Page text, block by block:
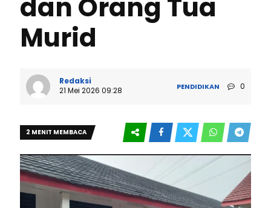
dan Orang Tua
Murid
Redaksi
21 Mei 2026 09:28
PENDIDIKAN 0
2 MENIT MEMBACA